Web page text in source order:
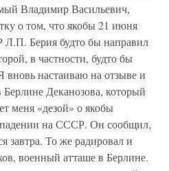
Владимир Васильевич,
о том, что якобы 21 июня
Берия будто бы направил
в частности, будто бы
вновь настаиваю на отзыве и
Деканозова, который
меня «дезой» о якобы
на СССР. Он сообщил,
завтра. То же радировал и
военный атташе в Берлине.